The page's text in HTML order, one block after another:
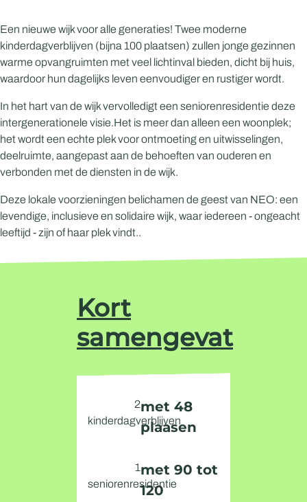
Een nieuwe wijk voor alle generaties! Twee moderne
kinderdagverblijven (bijna 100 plaatsen) zullen jonge gezinnen
warme opvangruimten met veel lichtinval bieden, dicht bij huis,
waardoor hun dagelijks leven eenvoudiger en rustiger wordt.
In het hart van de wijk vervolledigt een seniorenresidentie deze
intergenerationele visie.Het is meer dan alleen een woonplek;
het wordt een echte plek voor ontmoeting en uitwisselingen,
deelruimte, aangepast aan de behoeften van ouderen en
verbonden met de diensten in de wijk.
Deze lokale voorzieningen belichamen de geest van NEO: een
levendige, inclusieve en solidaire wijk, waar iedereen - ongeacht
leeftijd - zijn of haar plek vindt..
Kort
samengevat
2
kinderdagverblijven
met 48
plaasen
1
seniorenresidentie
met 90 tot
120